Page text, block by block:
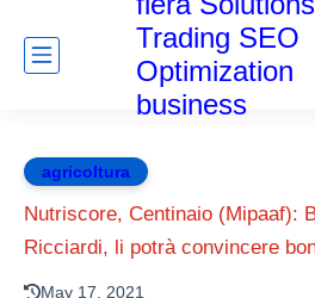
Trading SEO
Optimization
business
agricoltura
Nutriscore, Centinaio (Mipaaf):
Ricciardi, li potrà convincere
May 17, 2021